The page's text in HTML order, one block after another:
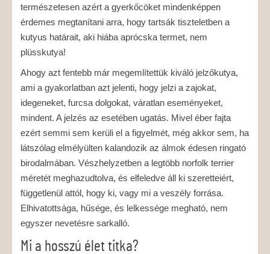
természetesen azért a gyerkőcöket mindenképpen
érdemes megtanítani arra, hogy tartsák tiszteletben a
kutyus határait, aki hiába aprócska termet, nem
plüsskutya!
Ahogy azt fentebb már megemlítettük kiváló jelzőkutya,
ami a gyakorlatban azt jelenti, hogy jelzi a zajokat,
idegeneket, furcsa dolgokat, váratlan eseményeket,
mindent. A jelzés az esetében ugatás. Mivel éber fajta
ezért semmi sem kerüli el a figyelmét, még akkor sem, ha
látszólag elmélyülten kalandozik az álmok édesen ringató
birodalmában. Vészhelyzetben a legtöbb norfolk terrier
méretét meghazudtolva, és elfeledve áll ki szeretteiért,
függetlenül attól, hogy ki, vagy mi a veszély forrása.
Elhivatottsága, hűsége, és lelkessége megható, nem
egyszer nevetésre sarkalló.
Mi a hosszú élet titka?